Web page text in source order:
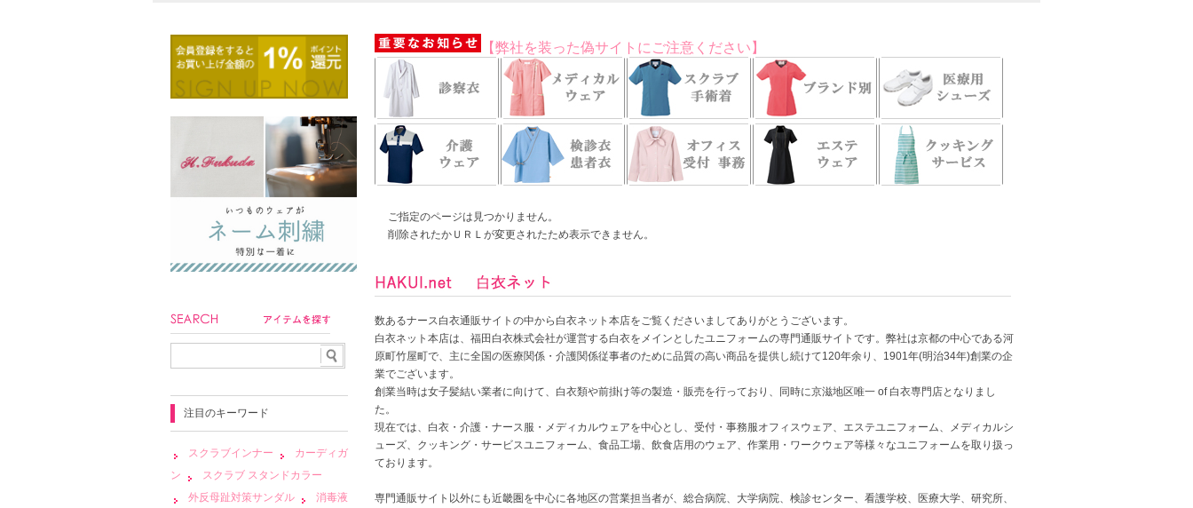
【弊社を装った偽サイトにご注意ください】
ご指定のページは見つかりません。
削除されたかＵＲＬが変更されたため表示できません。
数あるナース白衣通販サイトの中から白衣ネット本店をご覧くださいましてありがとうございます。
白衣ネット本店は、福田白衣株式会社が運営する白衣をメインとしたユニフォームの専門通販サイトです。弊社は京都の中心である河
原町竹屋町で、主に全国の医療関係・介護関係従事者のために品質の高い商品を提供し続けて120年余り、1901年(明治34年)創業の企
業でございます。
創業当時は女子髪結い業者に向けて、白衣類や前掛け等の製造・販売を行っており、同時に京滋地区唯一 of 白衣専門店となりまし
た。
現在では、白衣・介護・ナース服・メディカルウェアを中心とし、受付・事務服オフィスウェア、エステユニフォーム、メディカルシ
ューズ、クッキング・サービスユニフォーム、食品工場、飲食店用のウェア、作業用・ワークウェア等様々なユニフォームを取り扱っ
ております。
専門通販サイト以外にも近畿圏を中心に各地区の営業担当者が、総合病院、大学病院、検診センター、看護学校、医療大学、研究所、
注目のキーワード
スクラブインナー
カーディガ
ン
スクラブ スタンドカラー
外反母趾対策サンダル
消毒液